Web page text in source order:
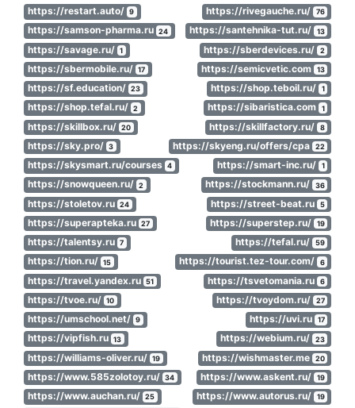
https://restart.auto/ 9 https://rivegauche.ru/ 76
https://samson-pharma.ru 24 https://santehnika-tut.ru/ 13
https://savage.ru/ 1 https://sberdevices.ru/ 2
https://sbermobile.ru/ 17 https://semicvetic.com 13
https://sf.education/ 23 https://shop.teboil.ru/ 1
https://shop.tefal.ru/ 2 https://sibaristica.com 1
https://skillbox.ru/ 20 https://skillfactory.ru/ 8
https://sky.pro/ 3 https://skyeng.ru/offers/cpa 22
https://skysmart.ru/courses 4 https://smart-inc.ru/ 1
https://snowqueen.ru/ 2 https://stockmann.ru/ 36
https://stoletov.ru 24 https://street-beat.ru 5
https://superapteka.ru 27 https://superstep.ru/ 19
https://talentsy.ru 7 https://tefal.ru/ 59
https://tion.ru/ 15 https://tourist.tez-tour.com/ 6
https://travel.yandex.ru 51 https://tsvetomania.ru 6
https://tvoe.ru/ 10 https://tvoydom.ru/ 27
https://umschool.net/ 9 https://uvi.ru 17
https://vipfish.ru 13 https://webium.ru/ 23
https://williams-oliver.ru/ 19 https://wishmaster.me 20
https://www.585zolotoy.ru/ 34 https://www.askent.ru/ 19
https://www.auchan.ru/ 25 https://www.autorus.ru/ 19